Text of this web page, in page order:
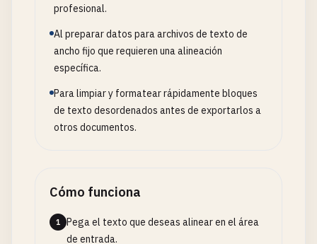
profesional.
Al preparar datos para archivos de texto de
ancho fijo que requieren una alineación
específica.
Para limpiar y formatear rápidamente bloques
de texto desordenados antes de exportarlos a
otros documentos.
Cómo funciona
1
Pega el texto que deseas alinear en el área
de entrada.